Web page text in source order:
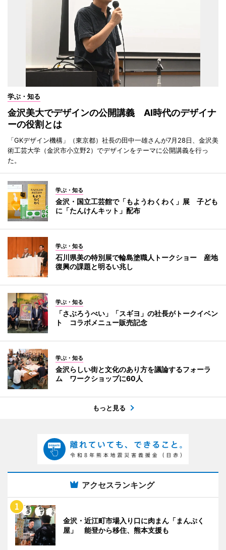
学ぶ・知る
金沢美大でデザインの公開講義 AI時代のデザイナ
ーの役割とは
「GKデザイン機構」（東京都）社長の田中一雄さんが7月28日、金沢美
術工芸大学（金沢市小立野2）でデザインをテーマに公開講義を行っ
た。
学ぶ・知る
金沢・国立工芸館で「もようわくわく」展 子ども
に「たんけんキット」配布
学ぶ・知る
石川県美の特別展で輪島塗職人トークショー 産地
復興の課題と明るい兆し
学ぶ・知る
「さぶろうべい」「スギヨ」の社長がトークイベン
ト コラボメニュー販売記念
学ぶ・知る
金沢らしい街と文化のあり方を議論するフォーラ
ム ワークショップに60人
もっと見る
アクセスランキング
金沢・近江町市場入り口に肉まん「まんぷく
屋」 能登から移住、熊本支援も